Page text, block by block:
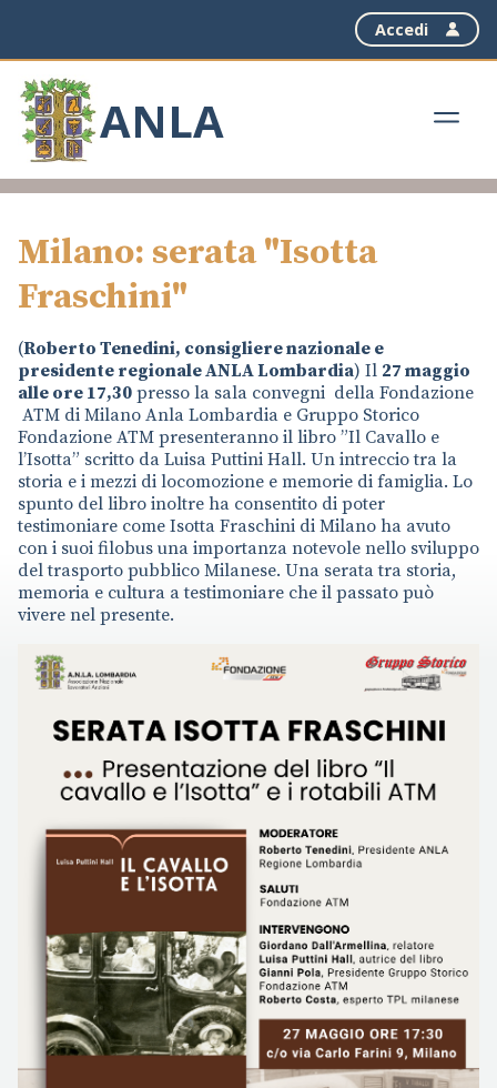
Accedi
ANLA
Milano: serata "Isotta
Fraschini"
(Roberto Tenedini, consigliere nazionale e
presidente regionale ANLA Lombardia) Il 27 maggio
alle ore 17,30 presso la sala convegni della Fondazione
ATM di Milano Anla Lombardia e Gruppo Storico
Fondazione ATM presenteranno il libro ”Il Cavallo e
l’Isotta” scritto da Luisa Puttini Hall. Un intreccio tra la
storia e i mezzi di locomozione e memorie di famiglia. Lo
spunto del libro inoltre ha consentito di poter
testimoniare come Isotta Fraschini di Milano ha avuto
con i suoi filobus una importanza notevole nello sviluppo
del trasporto pubblico Milanese. Una serata tra storia,
memoria e cultura a testimoniare che il passato può
vivere nel presente.